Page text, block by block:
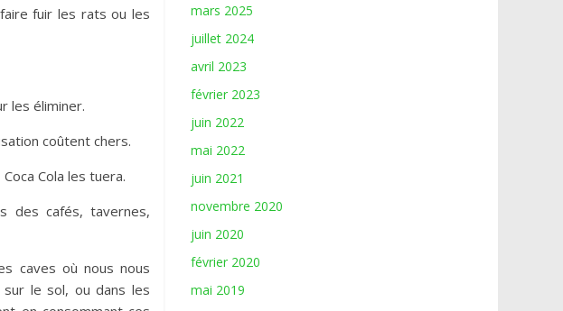
fuir les rats ou les
les éliminer.
coûtent chers.
Cola les tuera.
des cafés, tavernes,
caves où nous nous
le sol, ou dans les
mars 2025
juillet 2024
avril 2023
février 2023
juin 2022
mai 2022
juin 2021
novembre 2020
juin 2020
février 2020
mai 2019